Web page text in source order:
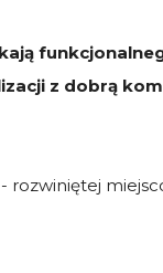
z dobrą
rozwiniętej